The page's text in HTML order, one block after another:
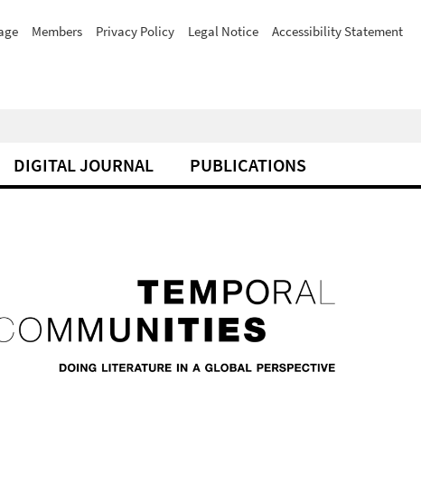
Members Privacy Policy Legal Notice Accessibility Statement
DIGITAL JOURNAL PUBLICATIONS